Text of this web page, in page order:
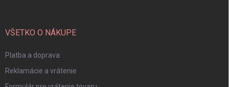
VŠETKO O NÁKUPE
Platba a doprava
Reklamácie a vrátenie